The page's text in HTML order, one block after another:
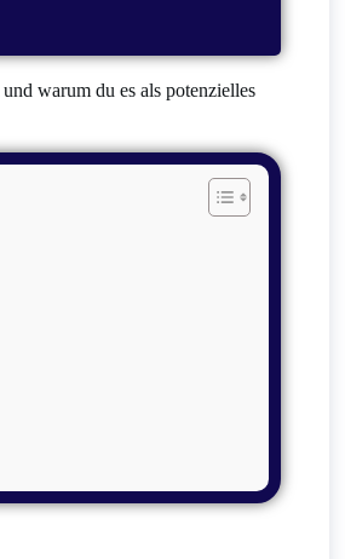
warum du es als potenzielles